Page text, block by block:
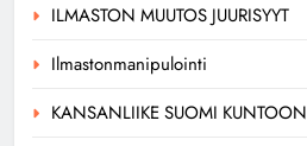
ILMASTON MUUTOS JUURISYYT
Ilmastonmanipulointi
KANSANLIIKE SUOMI KUNTOON